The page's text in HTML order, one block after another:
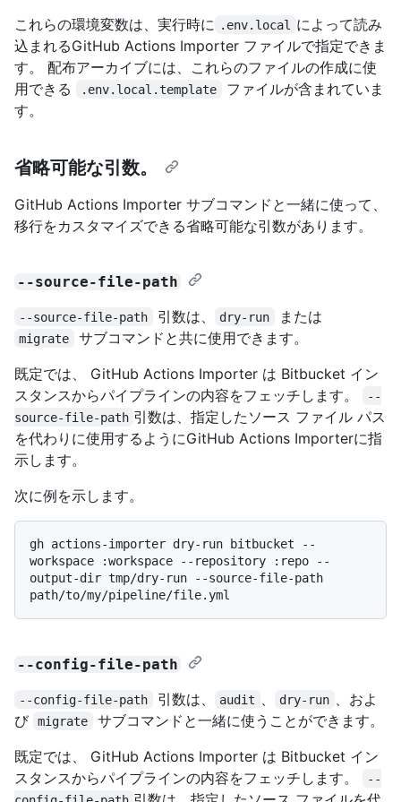
これらの環境変数は、実行時に
.env.local
によって読み
込まれるGitHub Actions Importer ファイルで指定できま
す。 配布アーカイブには、これらのファイルの作成に使
用できる
.env.local.template
ファイルが含まれていま
す。
省略可能な引数。
GitHub Actions Importer サブコマンドと一緒に使って、
移行をカスタマイズできる省略可能な引数があります。
--source-file-path
--source-file-path 引数は、 dry-run または
migrate
サブコマンドと共に使用できます。
既定では、 GitHub Actions Importer は Bitbucket イン
スタンスからパイプラインの内容をフェッチします。
--
source-file-path 引数は、指定したソース ファイル パス
を代わりに使用するようにGitHub Actions Importerに指
示します。
次に例を示します。
gh actions-importer dry-run bitbucket --
workspace :workspace --repository :repo --
output-dir tmp/dry-run --source-file-path
--config-file-path
--config-file-path 引数は、 audit dry-run
、およ
び migrate
サブコマンドと一緒に使うことができます。
既定では、 GitHub Actions Importer は Bitbucket イン
スタンスからパイプラインの内容をフェッチします。
--